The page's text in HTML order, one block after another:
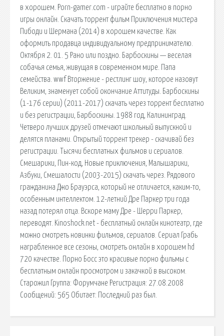
в хорошем. Porn-gamer.com - играйте бесплатно в порно
игры онлайн. Скачать торрент фильм Приключения мистера
Пибоди и Шермана (2014) в хорошем качестве. Как
оформить продавца индивидуальному предпринимателю.
Октября 2. 01. 5 Рано или поздно. Барбоскины — веселая
собачья семья, живущая в современном мире. Папа
семейства. wwf Вторжение - рестлинг шоу, которое назовут
Великим, знаменует собой окончание Аттитуды. Барбоскины
(1-176 серии) (2011-2017) скачать через торрент бесплатно
и без регистрации, Барбоскины. 1988 год, Калининград.
Четверо лучших друзей отмечают школьный выпускной и
делятся планами. Открытый торрент трекер - скачивай без
регистрации. Тысячи бесплатных фильмов и сериалов.
Смешарики, Пин-код, Новые приключения, Малышарики,
Азбуки, Смешалости (2003-2015) скачать через. Рядового
гражданина Джо Брауэрса, который не отличается, каким-то,
особенным интеллектом. 12-летний Дре Паркер три года
назад потерял отца. Вскоре маму Дре - Шерри Паркер,
переводят. Kinoshock.net - бесплатный онлайн кинотеатр, где
можно смотреть новинки фильмов, сериалов. Сериал Грабь
награбленное все сезоны, смотреть онлайн в хорошем hd
720 качестве. Порно Босс это красивые порно фильмы с
бесплатным онлайн просмотром и закачкой в высоком.
Старожил Группа: Форумчане Регистрация: 27.08.2008
Сообщений: 565 Обитает: Последний раз был.